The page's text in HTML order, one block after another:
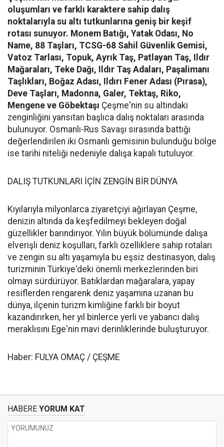
oluşumları ve farklı karaktere sahip dalış
noktalarıyla su altı tutkunlarına geniş bir keşif
rotası sunuyor. Monem Batığı, Yatak Odası, No
Name, 88 Taşları, TCSG-68 Sahil Güvenlik Gemisi,
Vatoz Tarlası, Topuk, Ayrık Taş, Patlayan Taş, Ildır
Mağaraları, Teke Dağı, Ildır Taş Adaları, Paşalimanı
Taşlıkları, Boğaz Adası, Ildırı Fener Adası (Pırasa),
Deve Taşları, Madonna, Galer, Tektaş, Riko,
Mengene ve Göbektaşı Çeşme'nin su altındaki
zenginliğini yansıtan başlıca dalış noktaları arasında
bulunuyor. Osmanlı-Rus Savaşı sırasında battığı
değerlendirilen iki Osmanlı gemisinin bulunduğu bölge
ise tarihi niteliği nedeniyle dalışa kapalı tutuluyor.
DALIŞ TUTKUNLARI İÇİN ZENGİN BİR DÜNYA
Kıyılarıyla milyonlarca ziyaretçiyi ağırlayan Çeşme,
denizin altında da keşfedilmeyi bekleyen doğal
güzellikler barındırıyor. Yılın büyük bölümünde dalışa
elverişli deniz koşulları, farklı özelliklere sahip rotaları
ve zengin su altı yaşamıyla bu eşsiz destinasyon, dalış
turizminin Türkiye'deki önemli merkezlerinden biri
olmayı sürdürüyor. Batıklardan mağaralara, yapay
resiflerden rengarenk deniz yaşamına uzanan bu
dünya, ilçenin turizm kimliğine farklı bir boyut
kazandırırken, her yıl binlerce yerli ve yabancı dalış
meraklısını Ege'nin mavi derinliklerinde buluşturuyor.
Haber: FULYA OMAÇ / ÇEŞME
HABERE YORUM KAT